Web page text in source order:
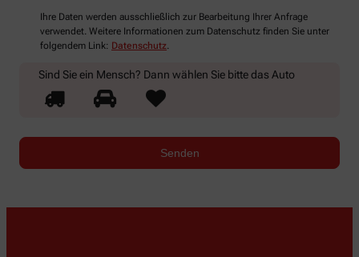
Ihre Daten werden ausschließlich zur Bearbeitung Ihrer Anfrage
verwendet. Weitere Informationen zum Datenschutz finden Sie unter
folgendem Link: Datenschutz.
Sind Sie ein Mensch? Dann wählen Sie bittedas Auto